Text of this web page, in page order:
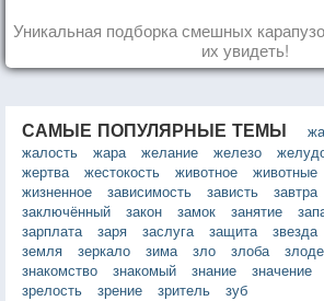
Уникальная подборка смешных
их увидеть!
САМЫЕ ПОПУЛЯРНЫЕ ТЕМЫ
жалость
жара желание железо
жертва
жестокость животное животные
жизненное
зависимость зависть завтра
заключённый
закон замок занятие
зарплата
заря заслуга защита звезда
земля
зеркало зима зло злоба
знакомство
знакомый знание значение
зрелость
зрение зритель зуб